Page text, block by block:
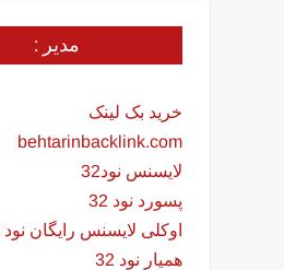
مدیر :
خرید بک لینک
behtarinbacklink.com
لایسنس نود32
پسورد نود 32
اوکلی لایسنس رایگان نود 32
همیار نود 32